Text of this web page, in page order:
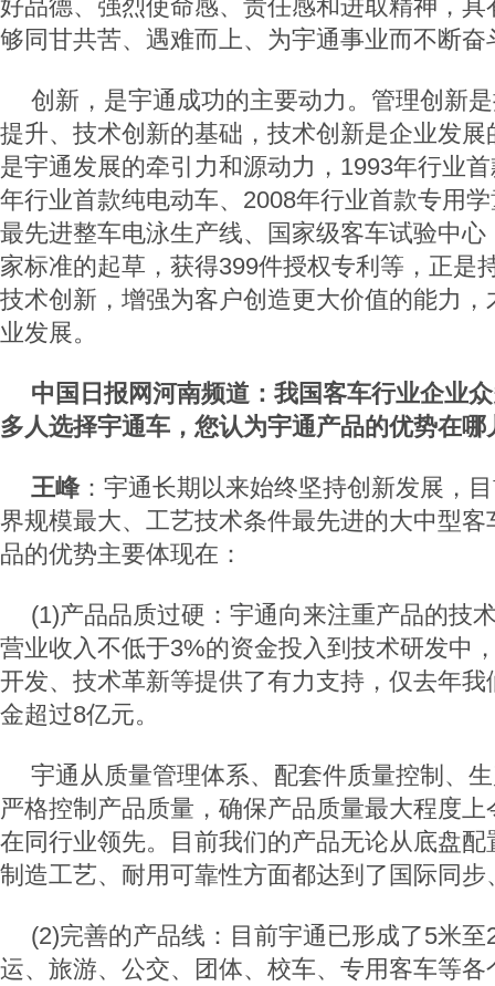
好品德、强烈使命感、责任感和进取精神，
够同甘共苦、遇难而上、为宇通事业而不断奋
创新，是宇通成功的主要动力。管理创新
提升、技术创新的基础，技术创新是企业发
是宇通发展的牵引力和源动力，1993年行业
年行业首款纯电动车、2008年行业首款专用
最先进整车电泳生产线、国家级客车试验中
家标准的起草，获得399件授权专利等，正是
技术创新，增强为客户创造更大价值的能力
业发展。
中国日报网河南频道：我国客车行业企业
多人选择宇通车，您认为宇通产品的优势在哪
王峰：宇通长期以来始终坚持创新发展，
界规模最大、工艺技术条件最先进的大中型
品的优势主要体现在：
(1)产品品质过硬：宇通向来注重产品的技
营业收入不低于3%的资金投入到技术研发中
开发、技术革新等提供了有力支持，仅去年
金超过8亿元。
宇通从质量管理体系、配套件质量控制、
严格控制产品质量，确保产品质量最大程度
在同行业领先。目前我们的产品无论从底盘
制造工艺、耐用可靠性方面都达到了国际同
(2)完善的产品线：目前宇通已形成了5米
运、旅游、公交、团体、校车、专用客车等